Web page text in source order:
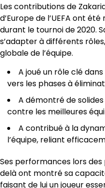
Les contributions de
d’Europe de l’UEFA ont
durant le tournoi de 2020.
s’adapter à différents
globale de l’équipe.
A joué un rôle clé
vers les phases à
A démontré de
contre les meilleures
A contribué à la
l’équipe, reliant
Ses performances lors
delà ont montré sa
faisant de lui un joueur